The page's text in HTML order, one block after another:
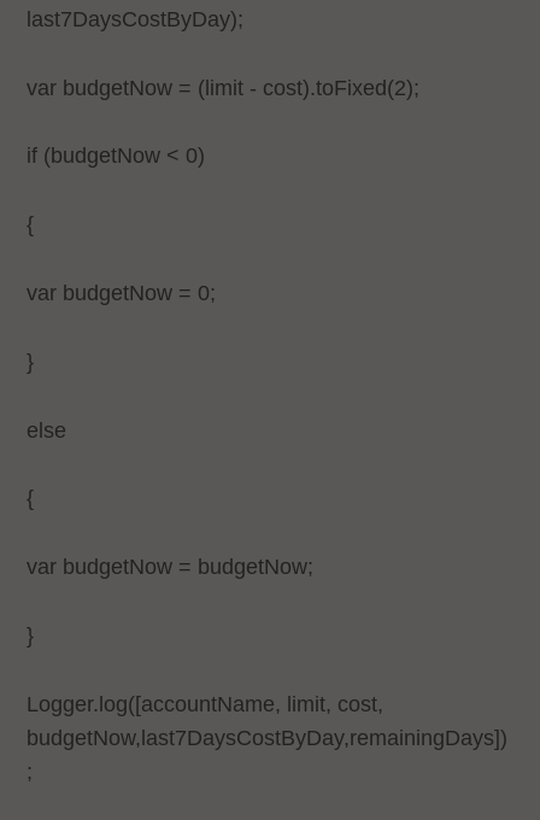
last7DaysCostByDay);
var budgetNow = (limit - cost).toFixed(2);
if (budgetNow < 0)
{
var budgetNow = 0;
}
else
{
var budgetNow = budgetNow;
}
Logger.log([accountName, limit, cost,
budgetNow,last7DaysCostByDay,remainingDays])
;